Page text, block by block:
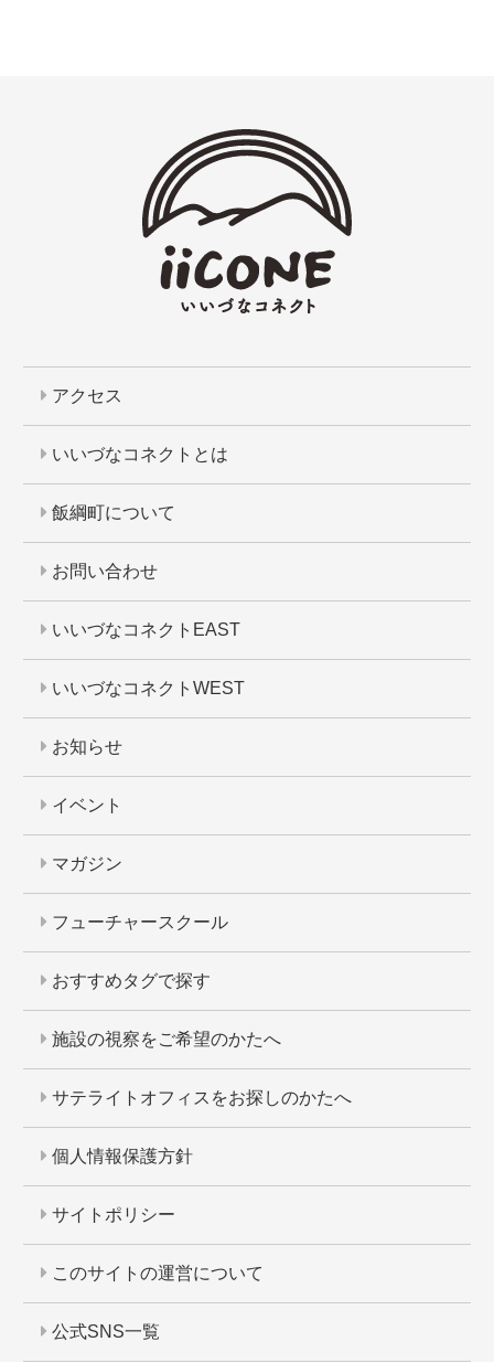
アクセス
いいづなコネクトとは
飯綱町について
お問い合わせ
いいづなコネクトEAST
いいづなコネクトWEST
お知らせ
イベント
マガジン
フューチャースクール
おすすめタグで探す
施設の視察をご希望のかたへ
サテライトオフィスをお探しのかたへ
個人情報保護方針
サイトポリシー
このサイトの運営について
公式SNS一覧